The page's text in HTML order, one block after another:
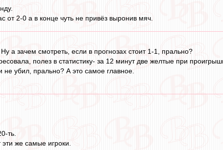
от 2-0 а в конце чуть не привёз выронив мяч.
а зачем смотреть, если в прогнозах стоит 1-1, прально?
полез в статистику- за 12 минут две желтые при
убил, прально? А это самое главное.
ть.
же самые игроки.